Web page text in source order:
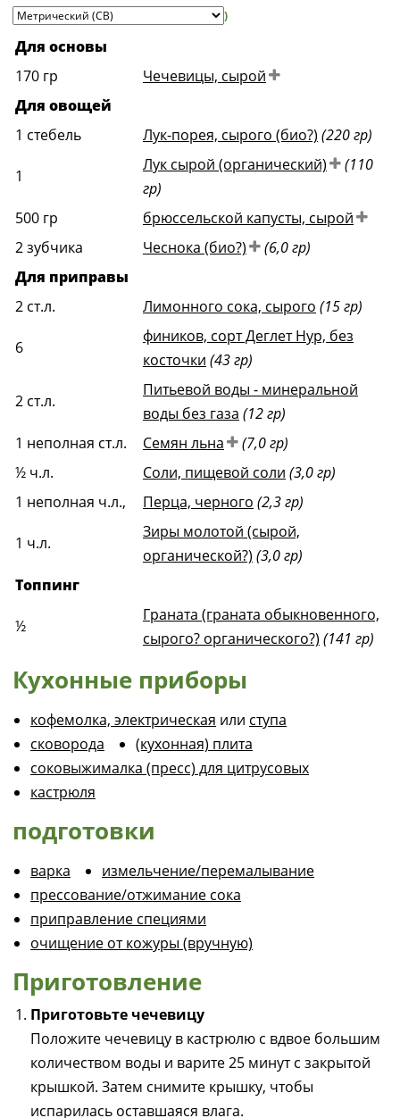
)
Для основы
170 гр
Чечевицы, сырой
Для овощей
1 стебель Лук-порея, сырого (био?) (220 гр)
1
Лук сырой (органический)
(110
гр)
500 гр
брюссельской капусты, сырой
2зубчика Чеснока (био?)
(6,0 гр)
Для приправы
2 ст.л. Лимонного сока, сырого (15 гр)
6
фиников, сорт Деглет Нур, без
косточки (43 гр)
2 ст.л.
Питьевой воды - минеральной
воды без газа (12 гр)
1 неполная ст.л. Семян льна
(7,0 гр)
½ ч.л. Соли, пищевой соли (3,0 гр)
1 неполная ч.л., Перца, черного (2,3 гр)
1 ч.л.
Зиры молотой (сырой,
органической?) (3,0 гр)
Топпинг
½
Граната (граната обыкновенного,
сырого? органического?) (141 гр)
Кухонные приборы
кофемолка, электрическая или ступа
сковорода
(кухонная) плита
соковыжималка (пресс) для цитрусовых
кастрюля
подготовки
варка
измельчение/перемалывание
прессование/отжимание сока
приправление специями
очищение от кожуры (вручную)
Приготовление
Приготовьте чечевицу
Положите чечевицу в кастрюлю с вдвое большим
количеством воды и варите 25 минут с закрытой
крышкой. Затем снимите крышку, чтобы
испарилась оставшаяся влага.